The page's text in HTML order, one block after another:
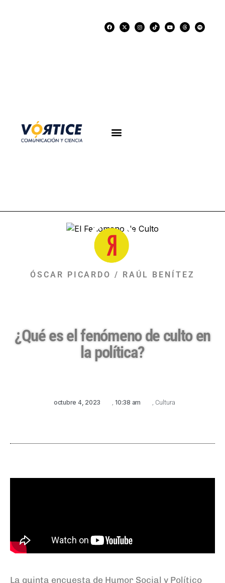
ÓSCAR PICARDO / RAÚL BENÍTEZ
¿Qué es el fenómeno de culto en
la política?
octubre 4, 2023 10:38 am Cultura
La quinta encuesta de Humor Social y Político